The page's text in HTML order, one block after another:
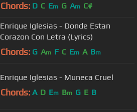
Chords: D C Em G Am C#
Enrique Iglesias - Donde Estan
Corazon Con Letra (Lyrics)
Chords: G Am F C Em A Bm
Enrique Iglesias - Muneca Cruel
Chords: A D Em Bm G E B